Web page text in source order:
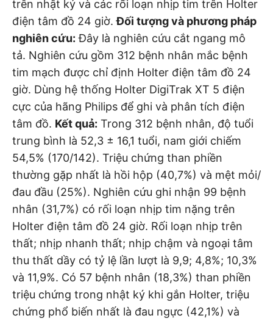
trên nhật ký và các rối loạn nhịp tim trên Holter
điện tâm đồ 24 giờ.Đối tượng và phương pháp
nghiên cứu: Đây là nghiên cứu cắt ngang mô
tả. Nghiên cứu gồm 312 bệnh nhân mắc bệnh
tim mạch được chỉ định Holter điện tâm đồ 24
giờ. Dùng hệ thống Holter DigiTrak XT 5 điện
cực của hãng Philips để ghi và phân tích điện
tâm đồ. Kết quả: Trong 312 bệnh nhân, độ tuổi
trung bình là 52,3 ± 16,1 tuổi, nam giới chiếm
54,5% (170/142). Triệu chứng than phiền
thường gặp nhất là hồi hộp (40,7%) và mệt mỏi/
đau đầu (25%). Nghiên cứu ghi nhận 99 bệnh
nhân (31,7%) có rối loạn nhịp tim nặng trên
Holter điện tâm đồ 24 giờ. Rối loạn nhịp trên
thất; nhịp nhanh thất; nhịp chậm và ngoại tâm
thu thất dầy có tỷ lệ lần lượt là 9,9; 4,8%; 10,3%
và 11,9%. Có 57 bệnh nhân (18,3%) than phiền
triệu chứng trong nhật ký khi gắn Holter, triệu
chứng phổ biến nhất là đau ngực (42,1%) và